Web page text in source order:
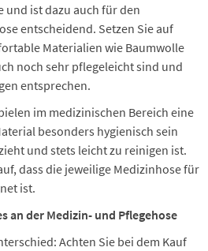
und ist dazu auch für den
entscheidend. Setzen Sie auf
Materialien wie Baumwolle
noch sehr pflegeleicht sind und
entsprechen.
im medizinischen Bereich eine
besonders hygienisch sein
und stets leicht zu reinigen ist.
dass die jeweilige Medizinhose für
ist.
an der Medizin- und Pflegehose
Achten Sie bei dem Kauf